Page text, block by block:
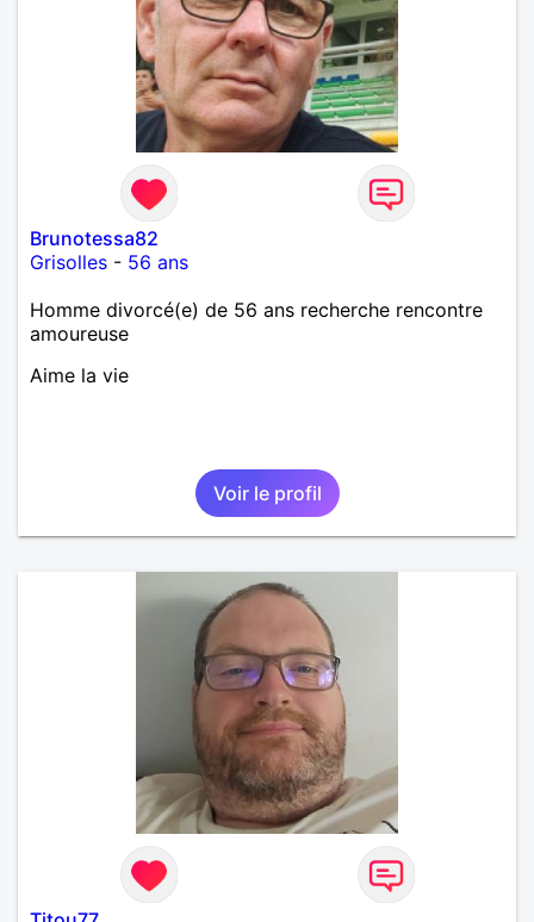
Brunotessa82
Grisolles - 56 ans
Homme divorcé(e) de 56 ans recherche rencontre
amoureuse
Aime la vie
Voir le profil